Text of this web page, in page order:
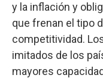
y la inflación y
que frenan el tipo
competitividad.
imitados de los
mayores